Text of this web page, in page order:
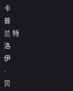
卡
普
兰 特
洛
伊
·
贝